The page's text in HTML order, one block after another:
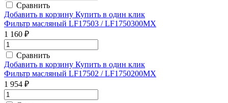
Сравнить
Добавить в корзину Купить в один клик
Фильтр масляный LF17503 / LF1750300MX
1 160 ₽
Сравнить
Добавить в корзину Купить в один клик
Фильтр масляный LF17502 / LF1750200MX
1 954 ₽